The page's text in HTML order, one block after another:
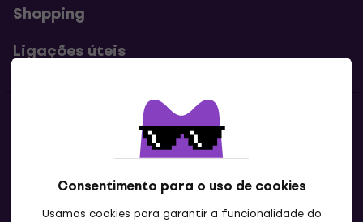
Consentimento para o uso de cookies
Usamos cookies para garantir a funcionalidade do
Shopping
Ligações úteis
Contatos
Contacta-nos